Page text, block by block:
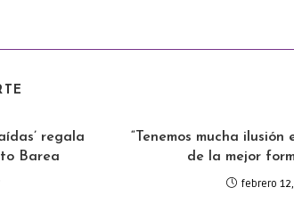
regala
Barea
“Tenemos mucha
de la mejor
febrero